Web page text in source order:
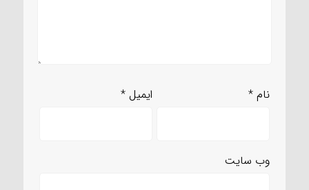
نام* ایمیل*
وب‌ سایت